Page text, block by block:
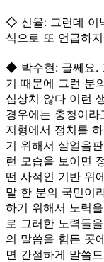
◇ 신율: 그런데 이
식으로 또 언급하
◆ 박수현: 글쎄요.
기 때문에 그런 분
심상치 않다 이런
경우에는 충청이
지형에서 정치를
기 위해서 살얼음
런 모습을 보이면
떤 사적인 기반 위
말 한 분의 국민이
하기 위해서 노력
로 그러한 노력들
의 말씀을 힘든 곳
면 간절하게 말씀